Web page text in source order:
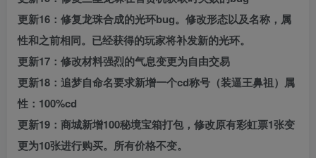
更新16：修复龙珠合成的光环bug。修改形态以及名称，属
性和之前相同。已经获得的玩家将补发新的光环。
更新17：修改材料强烈的气息变更为自由交易
更新18：追梦自命名要求新增一个cd称号（装逼王鼻祖）属
性：100%cd
更新19：商城新增100秘境宝箱打包，修改原有彩虹票1张变
更为10张进行购买。所有价格不变。